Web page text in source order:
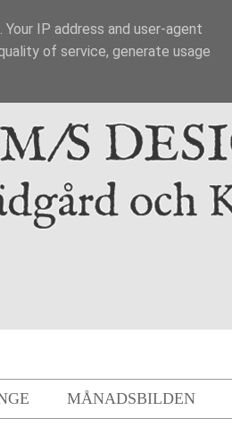
MÅNADSBILDEN
IP address and user-agent
of service, generate usage